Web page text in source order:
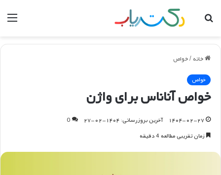
جستجو
خانه /خواص
خواص
خواص آناناس برای واژن
۱۴۰۴-۰۲-۲۷ آخرین بروزرسانی: ۱۴۰۴-۰۲-۲۷
0
زمان تقریبی مطالعه 4 دقیقه